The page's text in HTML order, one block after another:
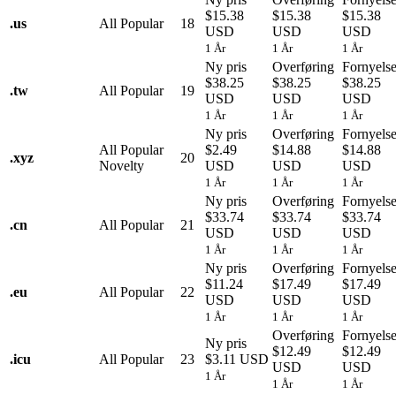
.us All Popular 18
$15.38
USD
1 År
$15.38
USD
1 År
$15.38
USD
1 År
.tw All Popular 19
Ny pris
$38.25
USD
1 År
Overføring
$38.25
USD
1 År
Fornyelse
$38.25
USD
1 År
.xyz
All Popular
Novelty
20
Ny pris
$2.49
USD
1 År
Overføring
$14.88
USD
1 År
Fornyelse
$14.88
USD
1 År
.cn All Popular 21
Ny pris
$33.74
USD
1 År
Overføring
$33.74
USD
1 År
Fornyelse
$33.74
USD
1 År
.eu All Popular 22
Ny pris
$11.24
USD
1 År
Overføring
$17.49
USD
1 År
Fornyelse
$17.49
USD
1 År
.icu All Popular 23
Ny pris
$3.11 USD
1 År
Overføring
$12.49
USD
1 År
Fornyelse
$12.49
USD
1 År